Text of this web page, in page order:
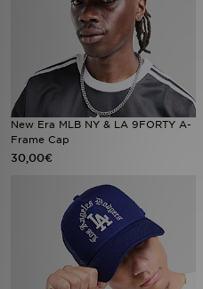
New Era MLB NY & LA 9FORTY A-
Frame Cap
30,00€
Hilfe & Kontakt
Geschenkgutschein
Studenten